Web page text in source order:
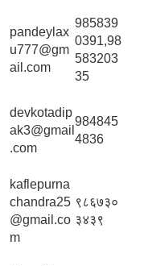
pandeylax
u777@gm
ail.com
985839
0391,98
583203
35
devkotadip
ak3@gmail
.com
984845
4836
kaflepurna
chandra25
@gmail.co
m
९८६७३०
३४३९